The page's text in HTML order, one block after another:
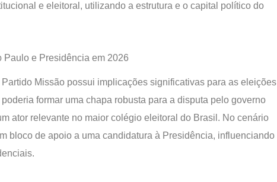
e eleitoral, utilizando a estrutura e o capital político do
Paulo e Presidência em 2026
Missão possui implicações significativas para as eleições
formar uma chapa robusta para a disputa pelo governo
ator relevante no maior colégio eleitoral do Brasil. No cenário
bloco de apoio a uma candidatura à Presidência, influenciando